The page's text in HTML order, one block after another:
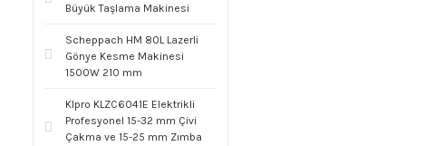
Büyük Taşlama Makinesi
Scheppach HM 80L Lazerli
Gönye Kesme Makinesi
1500W 210 mm
Klpro KLZC6041E Elektrikli
Profesyonel 15-32 mm Çivi
Çakma ve 15-25 mm Zımba